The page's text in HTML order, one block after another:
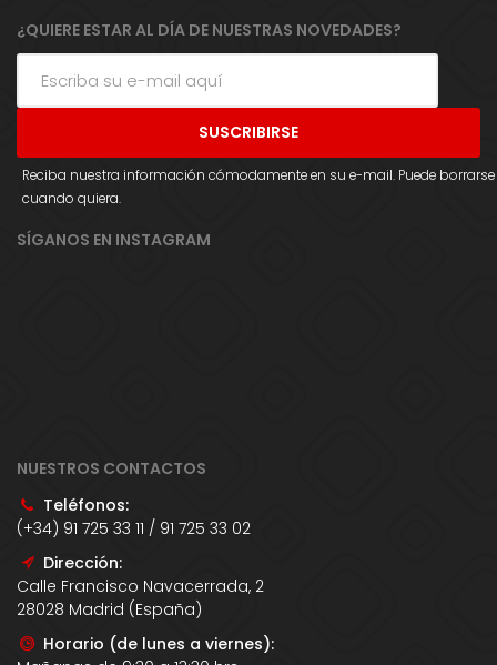
¿QUIERE ESTAR AL DÍA DE NUESTRAS NOVEDADES?
Reciba nuestra información cómodamente en su e-mail. Puede borrarse
cuando quiera.
SÍGANOS EN INSTAGRAM
NUESTROS CONTACTOS
Teléfonos:
(+34) 91 725 33 11 / 91 725 33 02
Dirección:
Calle Francisco Navacerrada, 2
28028 Madrid (España)
Horario (de lunes a viernes):